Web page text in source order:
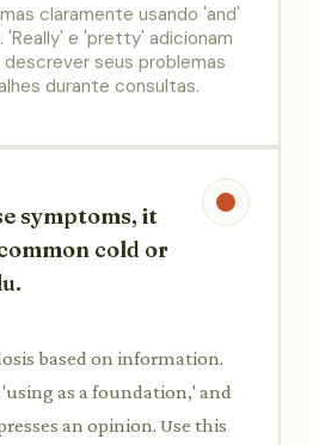
claramente usando 'and'
e 'pretty' adicionam
descrever seus problemas
durante consultas.
symptoms, it
cold or
based on information.
as a foundation,' and
an opinion. Use this